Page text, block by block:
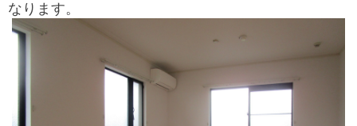
なります。